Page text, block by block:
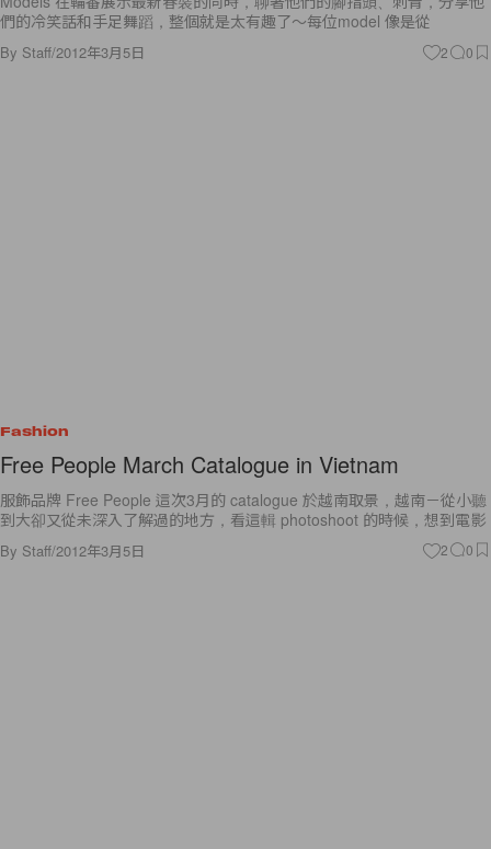
們的冷笑話和手足舞蹈，整個就是太有趣了～每位model 像是從
By Staff/2012年3月5日 2 0
Fashion
Free People March Catalogue in Vietnam
服飾品牌 Free People 這次3月的 catalogue 於越南取景，越南－從小聽
到大卻又從未深入了解過的地方，看這輯 photoshoot 的時候，想到電影
By Staff/2012年3月5日 2 0